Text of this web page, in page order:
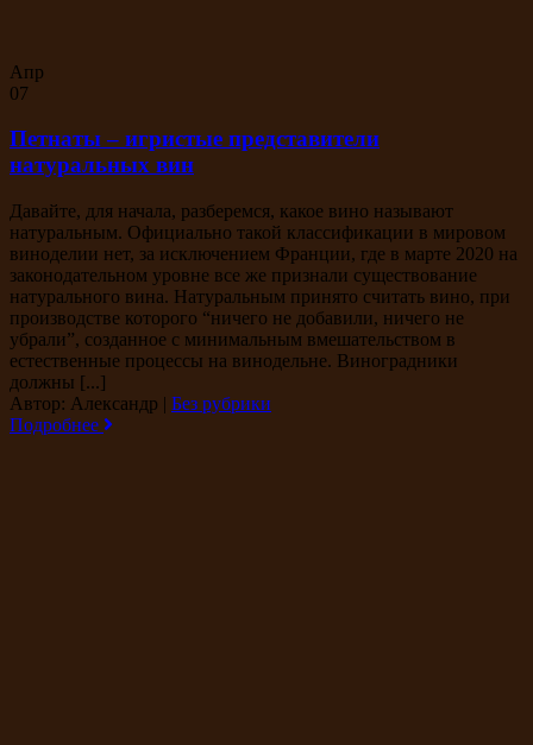
Апр
07
Петнаты – игристые представители
натуральных вин
Давайте, для начала, разберемся, какое вино называют
натуральным. Официально такой классификации в мировом
виноделии нет, за исключением Франции, где в марте 2020 на
законодательном уровне все же признали существование
натурального вина. Натуральным принято считать вино, при
производстве которого “ничего не добавили, ничего не
убрали”, созданное с минимальным вмешательством в
естественные процессы на винодельне. Виноградники
должны [...]
Автор: Александр | Без рубрики
Подробнее